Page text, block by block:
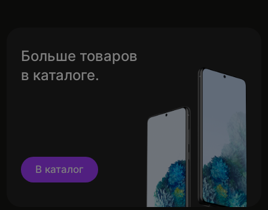
Больше товаров
в каталоге.
В каталог